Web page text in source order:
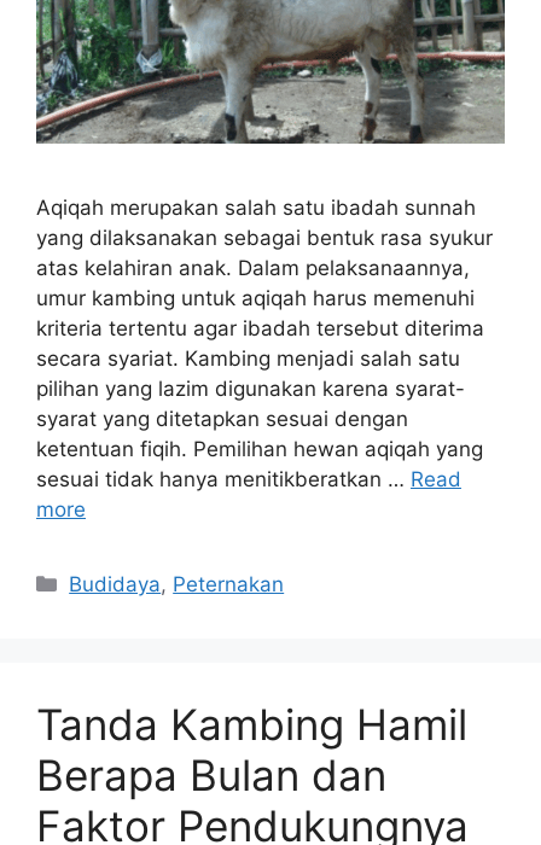
Aqiqah merupakan salah satu ibadah sunnah
yang dilaksanakan sebagai bentuk rasa syukur
atas kelahiran anak. Dalam pelaksanaannya,
umur kambing untuk aqiqah harus memenuhi
kriteria tertentu agar ibadah tersebut diterima
secara syariat. Kambing menjadi salah satu
pilihan yang lazim digunakan karena syarat-
syarat yang ditetapkan sesuai dengan
ketentuan fiqih. Pemilihan hewan aqiqah yang
sesuai tidak hanya menitikberatkan … Read
more
Categories
Budidaya, Peternakan
Tanda Kambing Hamil
Berapa Bulan dan
Faktor Pendukungnya